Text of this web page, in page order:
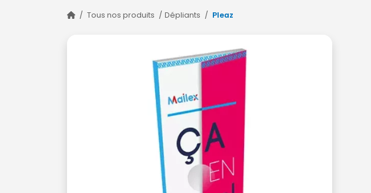
/ Tous nos produits / Dépliants / Pleaz